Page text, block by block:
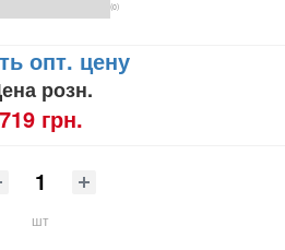
(0)
опт. цену
розн.
719 грн.
шт